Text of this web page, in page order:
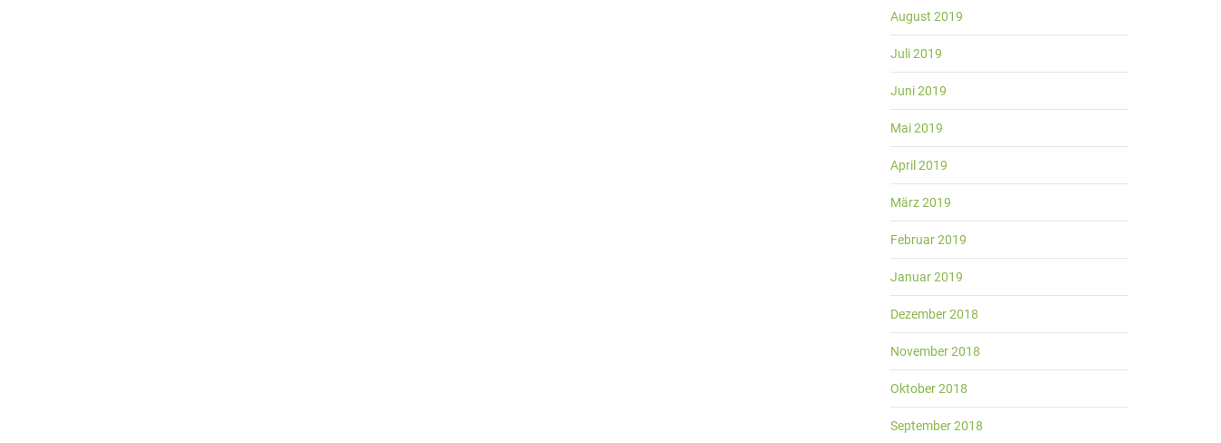
August 2019
Juli 2019
Juni 2019
Mai 2019
April 2019
März 2019
Februar 2019
Januar 2019
Dezember 2018
November 2018
Oktober 2018
September 2018